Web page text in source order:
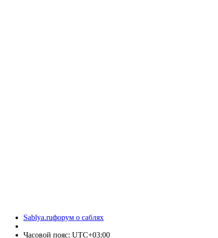
Sablya.ruфорум о саблях
Часовой пояс: UTC+03:00